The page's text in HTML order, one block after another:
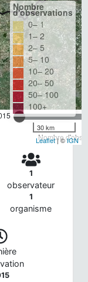
Nombre
Nombre
d'observations
0– 1
1– 2
2– 5
5– 10
10– 20
20– 50
50– 100
100+
30 km
Leaflet| ©IGN
1
observateur
1
organisme